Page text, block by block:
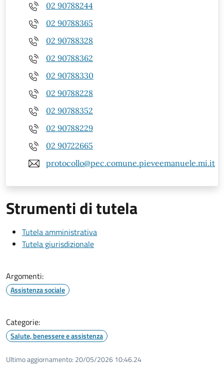
02 90788244
02 90788365
02 90788328
02 90788362
02 90788330
02 90788228
02 90788352
02 90788229
02 90722665
protocollo@pec.comune.pieveemanuele.mi.it
Strumenti di tutela
Tutela amministrativa
Tutela giurisdizionale
Argomenti:
Assistenza sociale
Categorie:
Salute, benessere e assistenza
Ultimo aggiornamento: 20/05/2026 10:46.24